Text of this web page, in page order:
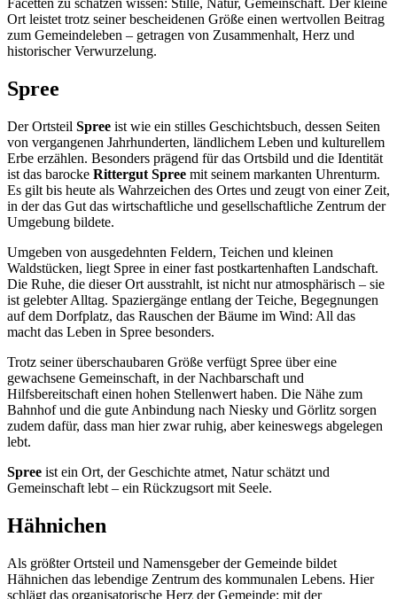
Facetten zu schätzen wissen: Stille, Natur, Gemeinschaft. Der kleine
Ort leistet trotz seiner bescheidenen Größe einen wertvollen Beitrag
zum Gemeindeleben – getragen von Zusammenhalt, Herz und
historischer Verwurzelung.
Spree
Der Ortsteil Spree ist wie ein stilles Geschichtsbuch, dessen Seiten
von vergangenen Jahrhunderten, ländlichem Leben und kulturellem
Erbe erzählen. Besonders prägend für das Ortsbild und die Identität
ist das barocke Rittergut Spree mit seinem markanten Uhrenturm.
Es gilt bis heute als Wahrzeichen des Ortes und zeugt von einer Zeit,
in der das Gut das wirtschaftliche und gesellschaftliche Zentrum der
Umgebung bildete.
Umgeben von ausgedehnten Feldern, Teichen und kleinen
Waldstücken, liegt Spree in einer fast postkartenhaften Landschaft.
Die Ruhe, die dieser Ort ausstrahlt, ist nicht nur atmosphärisch – sie
ist gelebter Alltag. Spaziergänge entlang der Teiche, Begegnungen
auf dem Dorfplatz, das Rauschen der Bäume im Wind: All das
macht das Leben in Spree besonders.
Trotz seiner überschaubaren Größe verfügt Spree über eine
gewachsene Gemeinschaft, in der Nachbarschaft und
Hilfsbereitschaft einen hohen Stellenwert haben. Die Nähe zum
Bahnhof und die gute Anbindung nach Niesky und Görlitz sorgen
zudem dafür, dass man hier zwar ruhig, aber keineswegs abgelegen
lebt.
Spree ist ein Ort, der Geschichte atmet, Natur schätzt und
Gemeinschaft lebt – ein Rückzugsort mit Seele.
Hähnichen
Als größter Ortsteil und Namensgeber der Gemeinde bildet
Hähnichen das lebendige Zentrum des kommunalen Lebens. Hier
schlägt das organisatorische Herz der Gemeinde: mit der